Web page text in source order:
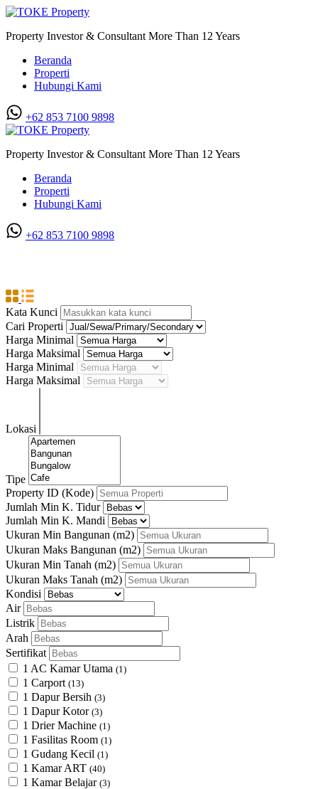
Property Investor & Consultant More Than 12 Years
Beranda
Properti
Hubungi Kami
+62 853 7100 9898‬
Property Investor & Consultant More Than 12 Years
Beranda
Properti
Hubungi Kami
+62 853 7100 9898‬
Kata Kunci
Cari Properti
Harga Minimal
Harga Maksimal
Harga Minimal
Harga Maksimal
Lokasi
Tipe
Property ID (Kode)
Jumlah Min K. Tidur
Jumlah Min K. Mandi
Ukuran Min Bangunan (m2)
Ukuran Maks Bangunan (m2)
Ukuran Min Tanah (m2)
Ukuran Maks Tanah (m2)
Kondisi
Air
Listrik
Arah
Sertifikat
1 AC Kamar Utama (1)
1 Carport (13)
1 Dapur Bersih (3)
1 Dapur Kotor (3)
1 Drier Machine (1)
1 Fasilitas Room (1)
1 Gudang Kecil (1)
1 Kamar ART (40)
1 Kamar Belajar (3)